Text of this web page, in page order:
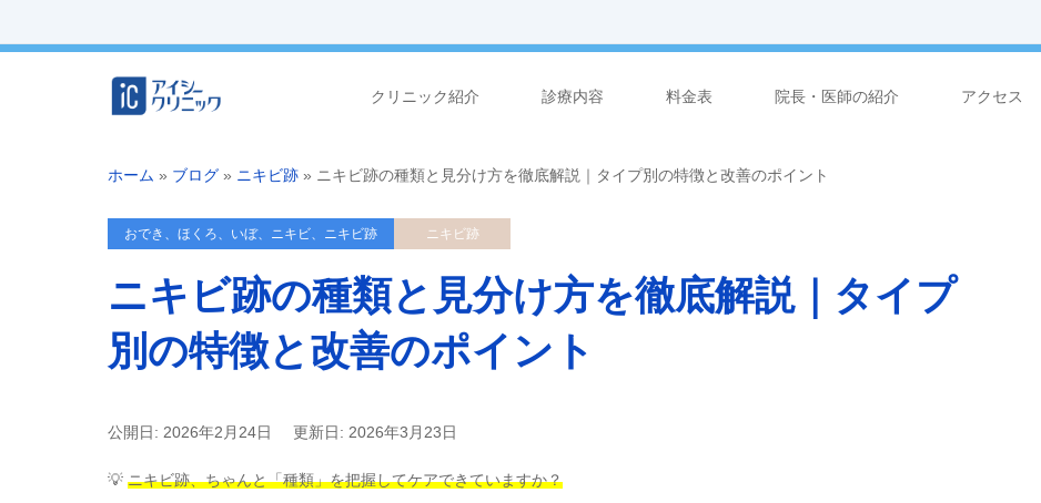
クリニック紹介 診療内容 料金表 院長・医師の紹介 アクセス
ホーム » ブログ » ニキビ跡 » ニキビ跡の種類と見分け方を徹底解説｜タイプ別の特徴と改善のポイント
おでき、ほくろ、いぼ、ニキビ、ニキビ跡 ニキビ跡
ニキビ跡の種類と見分け方を徹底解説｜タイプ
別の特徴と改善のポイント
公開日: 2026年2月24日 更新日: 2026年3月23日
💡 ニキビ跡、ちゃんと「種類」を把握してケアできていますか？